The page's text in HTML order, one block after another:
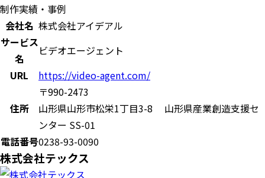
制作実績・事例
会社名 株式会社アイデアル
サービス
名
ビデオエージェント
URL
https://video-agent.com/
住所
〒990-2473
山形県山形市松栄1丁目3-8 山形県産業創造支援セ
ンター SS-01
電話番号0238-93-0090
株式会社テックス